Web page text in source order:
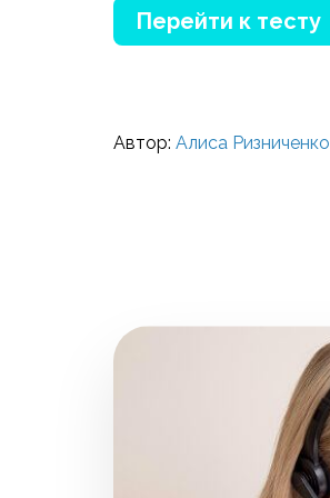
Перейти к тесту
Автор: Алиса Ризниченко